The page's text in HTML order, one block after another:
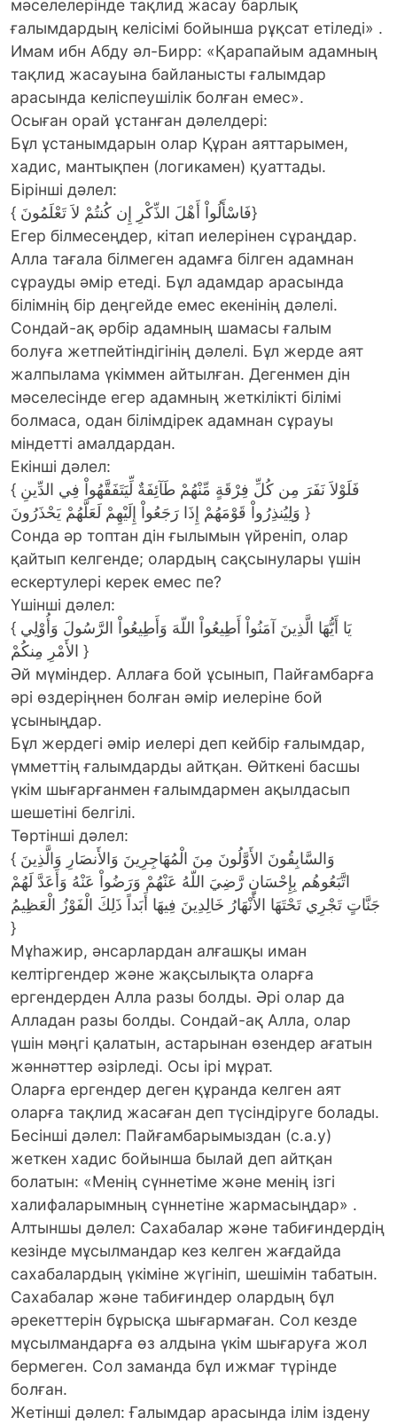
мәселелерінде тақлид жасау барлық
ғалымдардың келісімі бойынша рұқсат етіледі» .
Имам ибн Абду әл-Бирр: «Қарапайым адамның
тақлид жасауына байланысты ғалымдар
арасында келіспеушілік болған емес».
Осыған орай ұстанған дәлелдері:
Бұл ұстанымдарын олар Құран аяттарымен,
хадис, мантықпен (логикамен) қуаттады.
Бірінші дәлел:
{ فَاسْأَلُواْ أَهْلَ الذِّكْرِ إِن كُنتُمْ لاَ تَعْلَمُونَ}
Егер білмесеңдер, кітап иелерінен сұраңдар.
Алла тағала білмеген адамға білген адамнан
сұрауды әмір етеді. Бұл адамдар арасында
білімнің бір деңгейде емес екенінің дәлелі.
Сондай-ақ әрбір адамның шамасы ғалым
болуға жетпейтіндігінің дәлелі. Бұл жерде аят
жалпылама үкіммен айтылған. Дегенмен дін
мәселесінде егер адамның жеткілікті білімі
болмаса, одан білімдірек адамнан сұрауы
міндетті амалдардан.
Екінші дәлел:
{ فَلَوْلاَ نَفَرَ مِن كُلِّ فِرْقَةٍ مِّنْهُمْ طَآئِفَةٌ لِّيَتَفَقَّهُواْ فِي الدِّينِ
وَلِيُنذِرُواْ قَوْمَهُمْ إِذَا رَجَعُواْ إِلَيْهِمْ لَعَلَّهُمْ يَحْذَرُونَ }
Сонда әр топтан дін ғылымын үйреніп, олар
қайтып келгенде; олардың сақсынулары үшін
ескертулері керек емес пе?
Үшінші дәлел:
{ يَا أَيُّهَا الَّذِينَ آمَنُواْ أَطِيعُواْ اللّهَ وَأَطِيعُواْ الرَّسُولَ وَأُوْلِي
الأَمْرِ مِنكُمْ }
Әй мүміндер. Аллаға бой ұсынып, Пайғамбарға
әрі өздеріңнен болған әмір иелеріне бой
ұсыныңдар.
Бұл жердегі әмір иелері деп кейбір ғалымдар,
үмметтің ғалымдарды айтқан. Өйткені басшы
үкім шығарғанмен ғалымдармен ақылдасып
шешетіні белгілі.
Төртінші дәлел:
{ وَالسَّابِقُونَ الأَوَّلُونَ مِنَ الْمُهَاجِرِينَ وَالأَنصَارِ وَالَّذِينَ
اتَّبَعُوهُم بِإِحْسَانٍ رَّضِيَ اللّهُ عَنْهُمْ وَرَضُواْ عَنْهُ وَأَعَدَّ لَهُمْ
جَنَّاتٍ تَجْرِي تَحْتَهَا الأَنْهَارُ خَالِدِينَ فِيهَا أَبَداً ذَلِكَ الْفَوْزُ الْعَظِيمُ
}
Мұһажир, әнсарлардан алғашқы иман
келтіргендер және жақсылықта оларға
ергендерден Алла разы болды. Әрі олар да
Алладан разы болды. Сондай-ақ Алла, олар
үшін мәңгі қалатын, астарынан өзендер ағатын
жәннәттер әзірледі. Осы ірі мұрат.
Оларға ергендер деген құранда келген аят
оларға тақлид жасаған деп түсіндіруге болады.
Бесінші дәлел: Пайғамбарымыздан (с.а.у)
жеткен хадис бойынша былай деп айтқан
болатын: «Менің сүннетіме және менің ізгі
халифаларымның сүннетіне жармасыңдар» .
Алтыншы дәлел: Сахабалар және табиғиндердің
кезінде мұсылмандар кез келген жағдайда
сахабалардың үкіміне жүгініп, шешімін табатын.
Сахабалар және табиғиндер олардың бұл
әрекеттерін бұрысқа шығармаған. Сол кезде
мұсылмандарға өз алдына үкім шығаруға жол
бермеген. Сол заманда бұл ижмағ түрінде
болған.
Жетінші дәлел: Ғалымдар арасында ілім іздену